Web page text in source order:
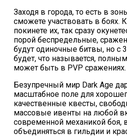
Заходя в города, то есть в
сможете участвовать в боях.
покинете их, так сразу
порой беспредельные,
будут одиночные битвы, но с
будет, что называется,
может быть в PVP сражениях.
Безупречный мир Dark Age
масштабное поле для
качественные квесты,
массовые ивенты на любой
современной механикой
объединяться в гильдии и